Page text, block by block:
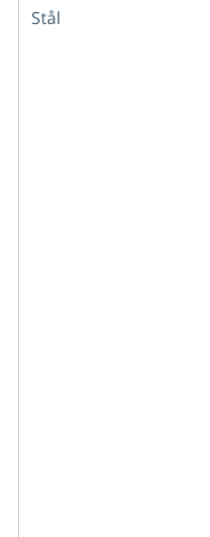
Stål